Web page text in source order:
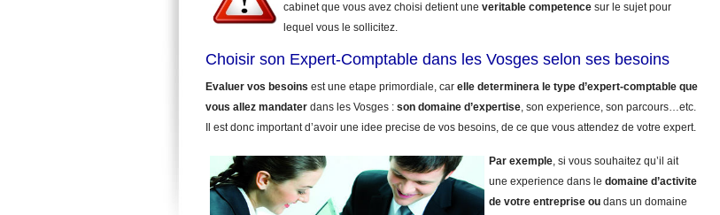
cabinet que vous avez choisi detient une veritable competence sur le sujet pour
lequel vous le sollicitez.
Choisir son Expert-Comptable dans les Vosges selon ses besoins
Evaluer vos besoins est une etape primordiale, car elle determinera le type d’expert-comptable que
vous allez mandater dans les Vosges : son domaine d’expertise, son experience, son parcours…etc.
Il est donc important d’avoir une idee precise de vos besoins, de ce que vous attendez de votre expert.
Par exemple, si vous souhaitez qu’il ait
une experience dans le domaine d’activite
de votre entreprise ou dans un domaine